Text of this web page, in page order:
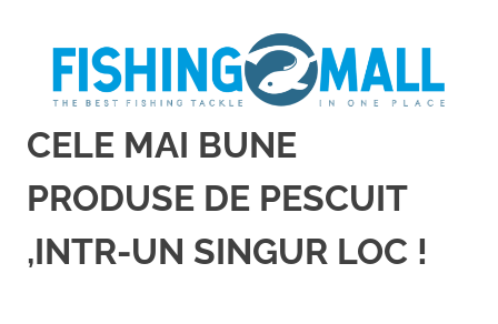
conținut
CELE MAI BUNE
PRODUSE DE PESCUIT
,INTR-UN SINGUR LOC !